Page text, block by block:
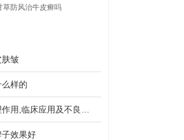
草防风治牛皮癣吗
肤皱
样的
效果好